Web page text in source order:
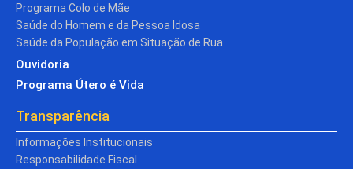
Programa Colo de Mãe
Saúde do Homem e da Pessoa Idosa
Saúde da População em Situação de Rua
Ouvidoria
Programa Útero é Vida
Transparência
Informações Institucionais
Responsabilidade Fiscal